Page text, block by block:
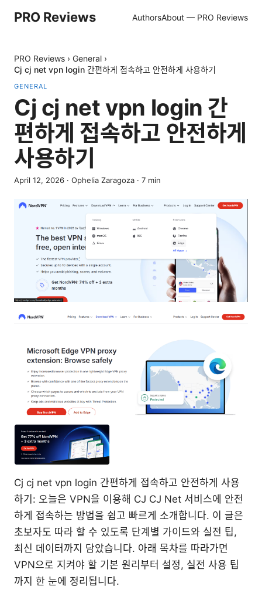
PRO Reviews AuthorsAbout — PRO Reviews
PRO Reviews › General ›
Cj cj net vpn login 간편하게 접속하고 안전하게 사용하기
GENERAL
Cj cj net vpn login 간
편하게 접속하고 안전하게
사용하기
April 12, 2026 · Ophelia Zaragoza · 7 min
Cj cj net vpn login 간편하게 접속하고 안전하게 사용
하기: 오늘은 VPN을 이용해 CJ CJ Net 서비스에 안전
하게 접속하는 방법을 쉽고 빠르게 소개합니다. 이 글은
초보자도 따라 할 수 있도록 단계별 가이드와 실전 팁,
최신 데이터까지 담았습니다. 아래 목차를 따라가면
VPN으로 지켜야 할 기본 원리부터 설정, 실전 사용 팁
까지 한 눈에 정리됩니다.